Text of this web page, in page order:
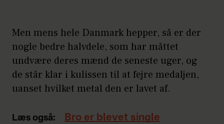
Men mens hele Danmark hepper, så er der
nogle bedre halvdele, som har måttet
undvære deres mænd de seneste uger, og
de står klar i kulissen til at fejre medaljen,
uanset hvilket metal den er lavet af.
Læs også: Bro er blevet single